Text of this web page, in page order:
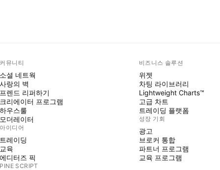
커뮤니티
소셜 네트웍
사랑의 벽
프렌드 리퍼하기
크리에이터 프로그램
하우스룰
모더레이터
아이디어
트레이딩
교육
에디터즈 픽
PINE SCRIPT
비즈니스 솔루션
위젯
차팅 라이브러리
Lightweight Charts™
고급 차트
트레이딩 플랫폼
성장 기회
광고
브로커 통합
파트너 프로그램
교육 프로그램